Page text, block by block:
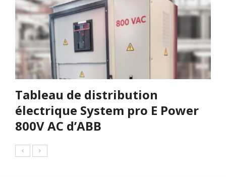
Tableau de distribution
électrique System pro E Power
800V AC d’ABB